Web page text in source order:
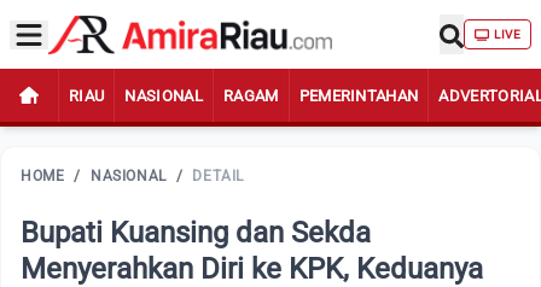
LIVE
RIAU NASIONAL RAGAM PEMERINTAHAN
HOME / NASIONAL / DETAIL
Bupati Kuansing dan Sekda
Menyerahkan Diri ke KPK, Keduanya